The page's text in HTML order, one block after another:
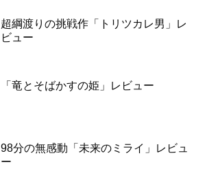
超綱渡りの挑戦作「トリツカレ男」レ
ビュー
「竜とそばかすの姫」レビュー
98分の無感動「未来のミライ」レビュ
ー